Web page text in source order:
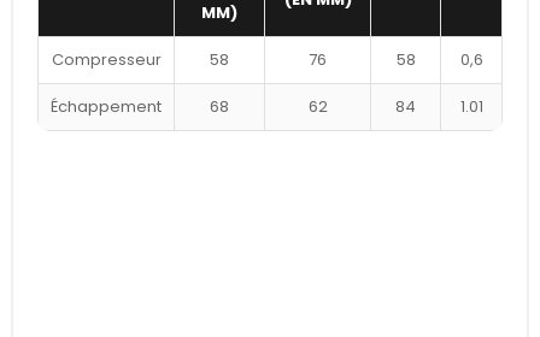
MM)
Compresseur 58 76 58 0,6
Échappement 68 62 84 1.01